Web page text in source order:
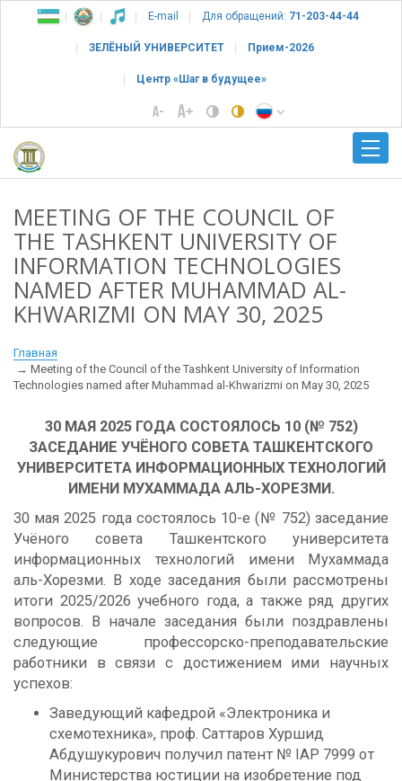
E-mail Для обращений: 71-203-44-44
ЗЕЛЁНЫЙ УНИВЕРСИТЕТ Прием-2026
Центр «Шаг в будущее»
MEETING OF THE COUNCIL OF
THE TASHKENT UNIVERSITY OF
INFORMATION TECHNOLOGIES
NAMED AFTER MUHAMMAD AL-
KHWARIZMI ON MAY 30, 2025
Главная
Meeting of the Council of the Tashkent University of Information
Technologies named after Muhammad al-Khwarizmi on May 30, 2025
30 МАЯ 2025 ГОДА СОСТОЯЛОСЬ 10 (№ 752)
ЗАСЕДАНИЕ УЧЁНОГО СОВЕТА ТАШКЕНТСКОГО
УНИВЕРСИТЕТА ИНФОРМАЦИОННЫХ ТЕХНОЛОГИЙ
ИМЕНИ МУХАММАДА АЛЬ-ХОРЕЗМИ.
30 мая 2025 года состоялось 10-е (№ 752) заседание
Учёного совета Ташкентского университета
информационных технологий имени Мухаммада
аль-Хорезми. В ходе заседания были рассмотрены
итоги 2025/2026 учебного года, а также ряд других
вопросов. В начале заседания были поздравлены
следующие профессорско-преподавательские
работники в связи с достижением ими научных
успехов:
Заведующий кафедрой «Электроника и
схемотехника», проф. Саттаров Хуршид
Абдушукурович получил патент № IAP 7999 от
Министерства юстиции на изобретение под